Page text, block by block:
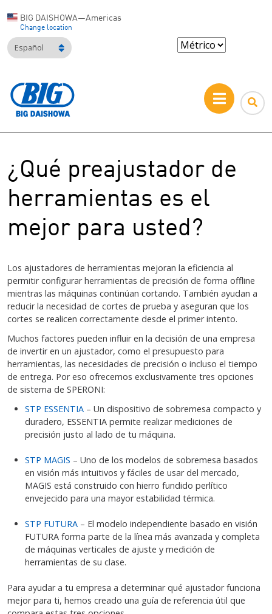
BIG DAISHOWA—Americas
Change location
Español
¿Qué preajustador de
herramientas es el
mejor para usted?
Los ajustadores de herramientas mejoran la eficiencia al
permitir configurar herramientas de precisión de forma offline
mientras las máquinas continúan cortando. También ayudan a
reducir la necesidad de cortes de prueba y aseguran que los
cortes se realicen correctamente desde el primer intento.
Muchos factores pueden influir en la decisión de una empresa
de invertir en un ajustador, como el presupuesto para
herramientas, las necesidades de precisión o incluso el tiempo
de entrega. Por eso ofrecemos exclusivamente tres opciones
de sistema de SPERONI:
STP ESSENTIA– Un dispositivo de sobremesa compacto y
duradero, ESSENTIA permite realizar mediciones de
precisión justo al lado de tu máquina.
STP MAGIS – Uno de los modelos de sobremesa basados
en visión más intuitivos y fáciles de usar del mercado,
MAGIS está construido con hierro fundido perlítico
envejecido para una mayor estabilidad térmica.
STP FUTURA– El modelo independiente basado en visión
FUTURA forma parte de la línea más avanzada y completa
de máquinas verticales de ajuste y medición de
herramientas de su clase.
Para ayudar a tu empresa a determinar qué ajustador funciona
mejor para ti, hemos creado una guía de referencia útil que